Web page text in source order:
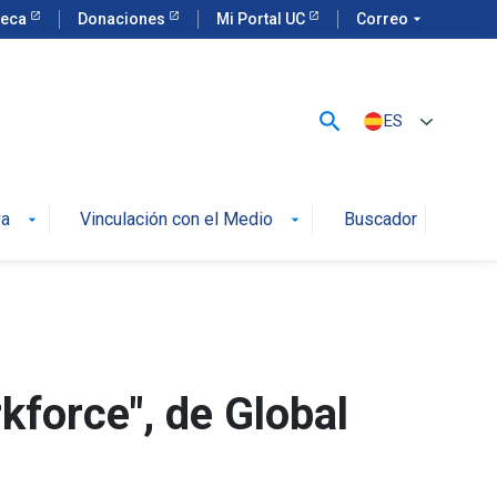
Donaciones Mi Portal UC Correo arrow_drop_down
search ES
arrow_drop_down Vinculación con el Medio arrow_drop_down Buscador
de Global